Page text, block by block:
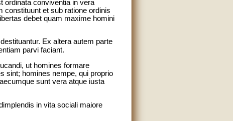
ordinata conviventia in vera
constituunt et sub ratione ordinis
debet quam maxime homini
Ex altera autem parte
parvi faciant.
ut homines formare
sint; homines nempe, qui proprio
sunt vera atque iusta
in vita sociali maiore